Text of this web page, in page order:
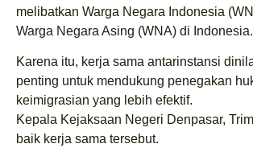
melibatkan Warga Negara Indonesia
Warga Negara Asing (WNA) di Indonesia.
Karena itu, kerja sama antarinstansi
penting untuk mendukung penegakan
keimigrasian yang lebih efektif.
Kepala Kejaksaan Negeri Denpasar,
baik kerja sama tersebut.